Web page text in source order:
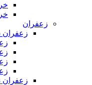
زعفران
زعفران
زعفران